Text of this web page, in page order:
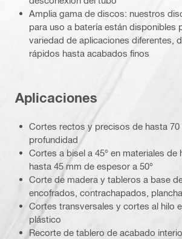
Amplia gama de discos: nuestros
para uso a batería están disponibles
variedad de aplicaciones diferentes,
rápidos hasta acabados finos
Aplicaciones
Cortes rectos y precisos de hasta 70
profundidad
Cortes a bisel a 45° en materiales de
hasta 45 mm de espesor a 50°
Corte de madera y tableros a base
encofrados, contrachapados,
Cortes transversales y cortes al hilo
plástico
Recorte de tablero de acabado